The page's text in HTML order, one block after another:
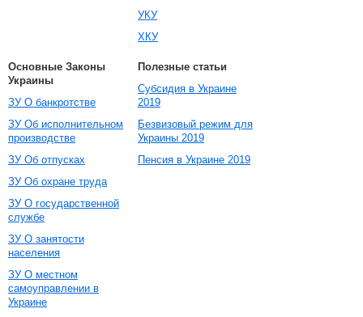
УКУ
ХКУ
Основные Законы
Украины
ЗУ О банкротстве
ЗУ Об исполнительном
производстве
ЗУ Об отпусках
ЗУ Об охране труда
ЗУ О государственной
службе
ЗУ О занятости
населения
ЗУ О местном
самоуправлении в
Украине
Полезные статьи
Субсидия в Украине
2019
Безвизовый режим для
Украины 2019
Пенсия в Украине 2019